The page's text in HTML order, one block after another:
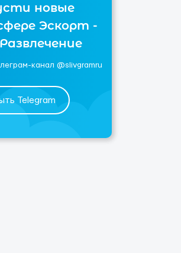
новые
Эскорт -
канал @slivgramru
Telegram